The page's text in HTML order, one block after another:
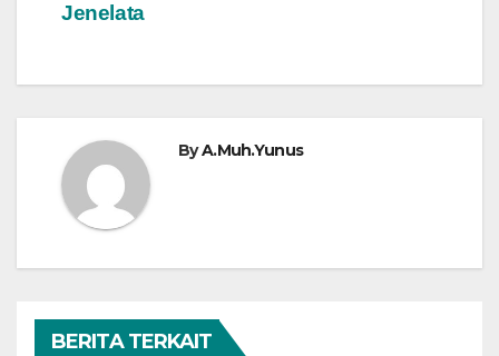
Jenelata
ByA.Muh.Yunus
BERITA TERKAIT